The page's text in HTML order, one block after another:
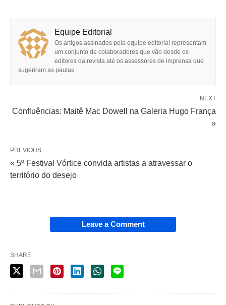
Equipe Editorial
Os artigos assinados pela equipe editorial representam
um conjunto de colaboradores que vão desde os
editores da revista até os assessores de imprensa que
sugeriram as pautas.
NEXT
Confluências: Maitê Mac Dowell na Galeria Hugo França
»
PREVIOUS
« 5º Festival Vórtice convida artistas a atravessar o
território do desejo
Leave a Comment
SHARE